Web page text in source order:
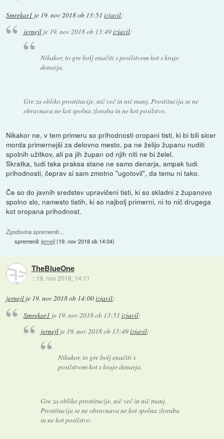
Smrekar1 je 19. nov 2018 ob 13:51 izjavil:
jernejlje 19. nov 2018 ob 13:49izjavil:
Nikakor, to gre bolj enačiti s posilstvom kot s krajo
denarja.
Gre za obliko prostitucije, nič več in nič manj. Prostitucija se ne
obravnava ne kot spolna zloraba in ne kot posilstvo.
Nikakor ne, v tem primeru so prihodnosti oropani tisti, ki bi bili sicer
morda primernejši za delovno mesto, pa ne želijo županu nuditi
spolnih užitkov, ali pa jih župan od njih niti ne bi želel.
Skratka, tudi taka praksa stane ne samo denarja, ampak tudi
prihodnosti, čeprav si sam zmotno "ugotovil", da temu ni tako.
Če so do javnih sredstev upravičeni tisti, ki so skladni z županovo
spolno slo, namesto tistih, ki so najbolj primerni, ni to nič drugega
kot oropana prihodnost.
Zgodovina sprememb…
spremenil:jernejl(19. nov 2018 ob 14:04)
TheBlueOne
:: 19. nov 2018, 14:11
jernejl je 19. nov 2018 ob 14:00izjavil:
Smrekar1 je 19. nov 2018 ob 13:51 izjavil:
jernejl je 19. nov 2018 ob 13:49izjavil:
Nikakor, to gre bolj enačiti s
posilstvom kot s krajo denarja.
Gre za obliko prostitucije, nič več in nič manj.
Prostitucija se ne obravnava ne kot spolna zloraba
in ne kot posilstvo.